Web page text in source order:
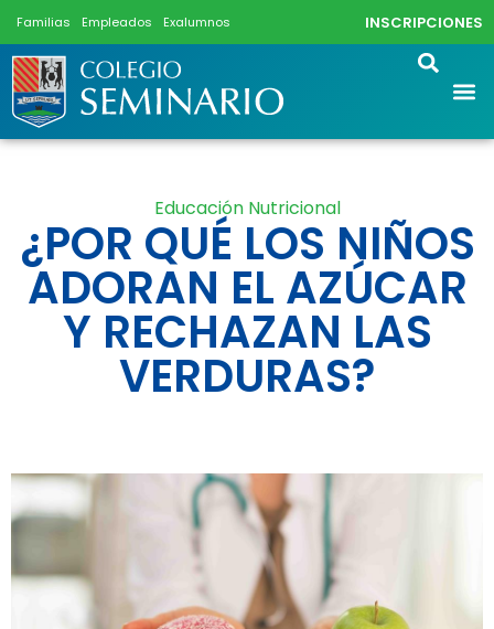
Familias Empleados Exalumnos INSCRIPCIONES
Educación Nutricional
¿POR QUÉ LOS NIÑOS
ADORAN EL AZÚCAR
Y RECHAZAN LAS
VERDURAS?